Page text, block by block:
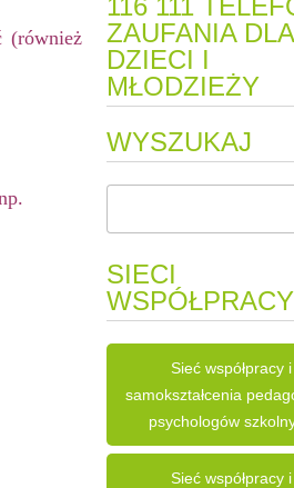
(również
116 111
ZAUFANIA DLA
DZIECI I
MŁODZIEŻY
WYSZUKAJ
SIECI
WSPÓŁPRACY
Sieć współpracy i
samokształcenia
psychologów
Sieć współpracy i